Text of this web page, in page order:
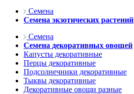
Семена
Семена экзотических растений
Семена
Семена декоративных овощей
Капусты декоративные
Перцы декоративные
Подсолнечники декоративные
Тыквы декоративные
Декоративные овощи разные